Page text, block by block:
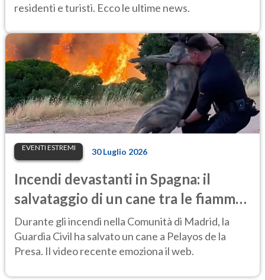
residenti e turisti. Ecco le ultime news.
EVENTI ESTREMI 30 Luglio 2026
Incendi devastanti in Spagna: il
salvataggio di un cane tra le fiamme
emoziona il web
Durante gli incendi nella Comunità di Madrid, la
Guardia Civil ha salvato un cane a Pelayos de la
Presa. Il video recente emoziona il web.